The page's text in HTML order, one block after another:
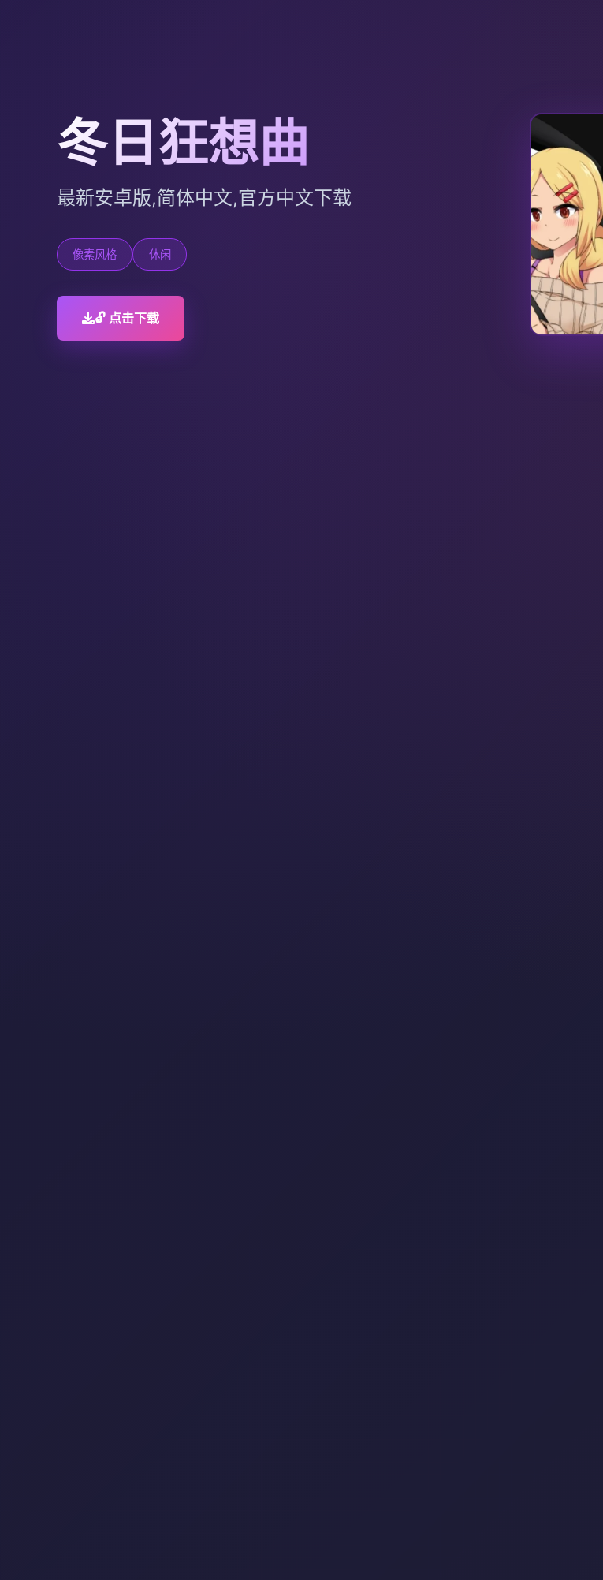
冬日狂想曲
最新安卓版,简体中文,官方中文下载
像素风格 休闲
🔓 点击下载